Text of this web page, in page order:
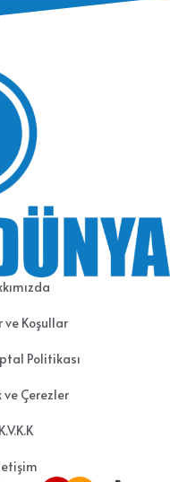
ve Koşullar
Politikası
Çerezler
K.V.K.K